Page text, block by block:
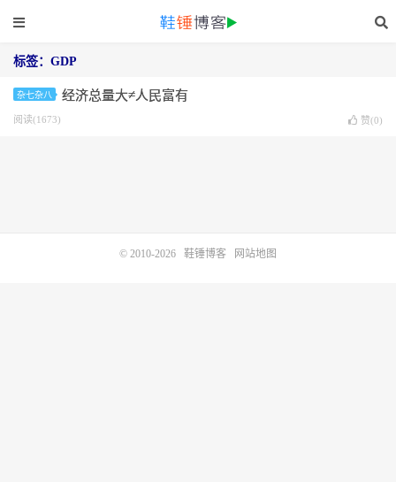
标签：GDP
杂七杂八 经济总量大≠人民富有
阅读(1673) 赞(0)
© 2010-2026 鞋锤博客 网站地图